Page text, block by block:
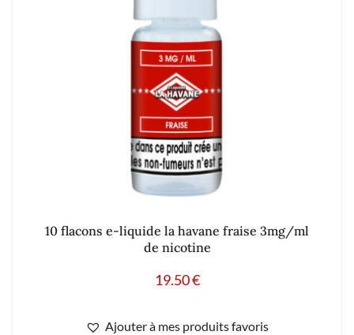
10 flacons e-liquide la havane fraise 3mg/ml
de nicotine
19.50€
Ajouter à mes produits favoris